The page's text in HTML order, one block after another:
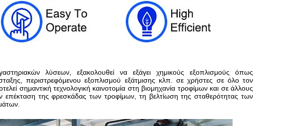
λύσεων, εξακολουθεί να εξάγει χημικούς εξοπλισμούς όπως
περιστρεφόμενου εξοπλισμού εξάτμισης κλπ. σε χρήστες σε όλο τον
σημαντική τεχνολογική καινοτομία στη βιομηχανία τροφίμων και σε άλλους
επέκταση της φρεσκάδας των τροφίμων, τη βελτίωση της σταθερότητας των